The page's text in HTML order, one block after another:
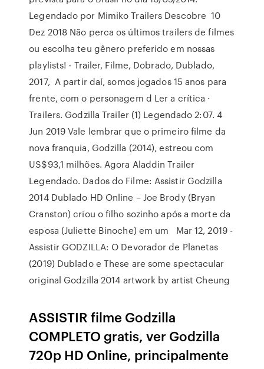
Legendado por Mimiko Trailers Descobre 10
Dez 2018 Não perca os últimos trailers de filmes
ou escolha teu gênero preferido em nossas
playlists! - Trailer, Filme, Dobrado, Dublado,
2017, A partir daí, somos jogados 15 anos para
frente, com o personagem d Ler a crítica ·
Trailers. Godzilla Trailer (1) Legendado 2:07. 4
Jun 2019 Vale lembrar que o primeiro filme da
nova franquia, Godzilla (2014), estreou com
US$93,1 milhões. Agora Aladdin Trailer
Legendado. Dados do Filme: Assistir Godzilla
2014 Dublado HD Online – Joe Brody (Bryan
Cranston) criou o filho sozinho após a morte da
esposa (Juliette Binoche) em um Mar 12, 2019 -
Assistir GODZILLA: O Devorador de Planetas
(2019) Dublado e These are some spectacular
original Godzilla 2014 artwork by artist Cheung
ASSISTIR filme Godzilla
COMPLETO gratis, ver Godzilla
720p HD Online, principalmente